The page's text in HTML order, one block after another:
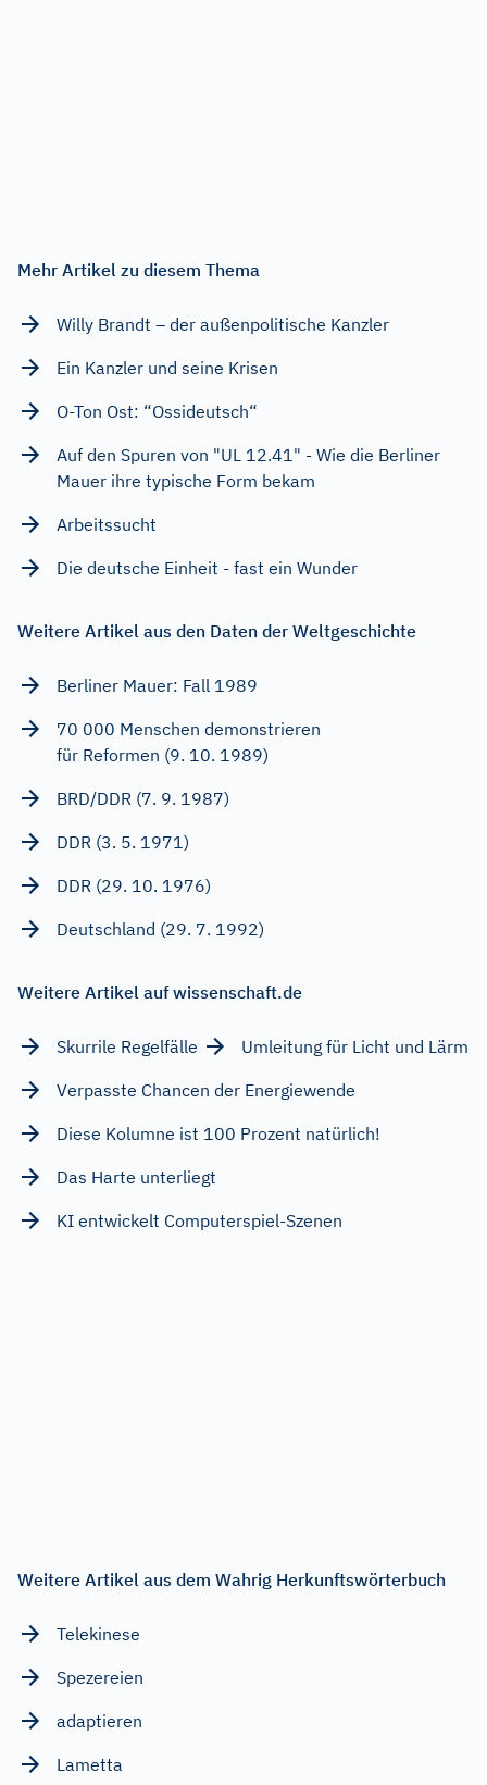
Mehr Artikel zu diesem Thema
Willy Brandt – der außenpolitische Kanzler
Ein Kanzler und seine Krisen
O-Ton Ost: “Ossideutsch“
Auf den Spuren von "UL 12.41" - Wie die Berliner
Mauer ihre typische Form bekam
Arbeitssucht
Die deutsche Einheit - fast ein Wunder
Weitere Artikel aus den Daten der Weltgeschichte
Berliner Mauer: Fall 1989
70 000 Menschen demonstrieren
für Reformen (9. 10. 1989)
BRD/DDR (7. 9. 1987)
DDR (3. 5. 1971)
DDR (29. 10. 1976)
Deutschland (29. 7. 1992)
Weitere Artikel auf wissenschaft.de
Skurrile Regelfälle
Umleitung für Licht und Lärm
Verpasste Chancen der Energiewende
Diese Kolumne ist 100 Prozent natürlich!
Das Harte unterliegt
KI entwickelt Computerspiel-Szenen
Weitere Artikel aus dem Wahrig Herkunftswörterbuch
Telekinese
Spezereien
adaptieren
Lametta